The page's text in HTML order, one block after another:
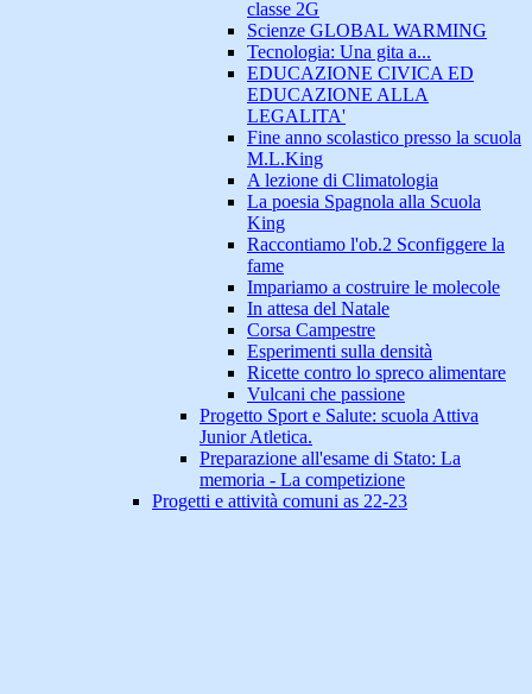
classe 2G
Scienze GLOBAL WARMING
Tecnologia: Una gita a...
EDUCAZIONE CIVICA ED
EDUCAZIONE ALLA
LEGALITA'
Fine anno scolastico presso la scuola
M.L.King
A lezione di Climatologia
La poesia Spagnola alla Scuola
King
Raccontiamo l'ob.2 Sconfiggere la
fame
Impariamo a costruire le molecole
In attesa del Natale
Corsa Campestre
Esperimenti sulla densità
Ricette contro lo spreco alimentare
Vulcani che passione
Progetto Sport e Salute: scuola Attiva
Junior Atletica.
Preparazione all'esame di Stato: La
memoria - La competizione
Progetti e attività comuni as 22-23